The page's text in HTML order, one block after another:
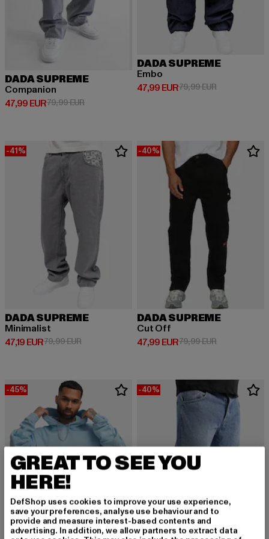
DADA SUPREME
Companion
47,99 EUR
Derzeitiger Preis: 47,99 EUR
79,99 EURAktionspreis: 79,99 EUR
DADA SUPREME
Embo
47,99 EUR
Derzeitiger Preis: 47,99 EUR
79,99 EURAktionspreis:
-41%
DADA SUPREME
Minimalist
47,19 EUR
Derzeitiger Preis: 47,19 EUR
79,99 EURAktionspreis: 79,99 EUR
-40%
DADA SUPREME
Cut Off
47,99 EUR
Derzeitiger Preis: 47,99 EUR
79,99 EURAktionspreis:
-45% -40%
GREAT TO SEE YOU
HERE!
DefShop uses cookies to improve your use experience,
save your preferences, analyse use behaviour and to
provide and measure interest-based contents and
advertising. In addition, we allow partners to extract data